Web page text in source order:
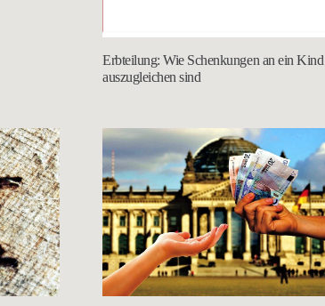
Erbteilung: Wie Schenkungen an ein Kind
auszugleichen sind